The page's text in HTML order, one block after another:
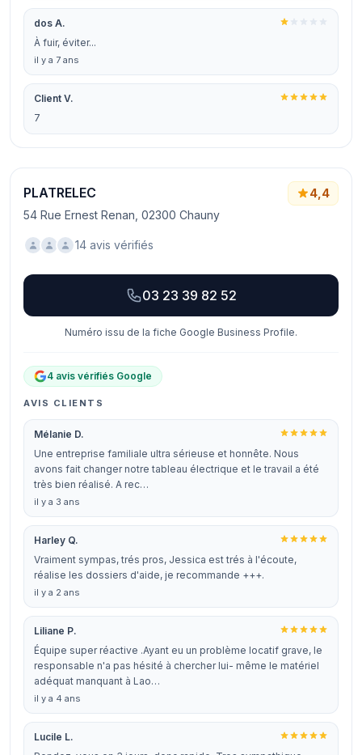
dos A.
À fuir, éviter...
il y a 7 ans
Client V.
7
PLATRELEC
54 Rue Ernest Renan, 02300 Chauny
4,4
14 avis vérifiés
03 23 39 82 52
Numéro issu de la fiche Google Business Profile.
4 avis vérifiés Google
AVIS CLIENTS
Mélanie D.
Une entreprise familiale ultra sérieuse et honnête. Nous
avons fait changer notre tableau électrique et le travail a été
très bien réalisé. A rec…
il y a 3 ans
Harley Q.
Vraiment sympas, trés pros, Jessica est trés à l'écoute,
réalise les dossiers d'aide, je recommande +++.
il y a 2 ans
Liliane P.
Équipe super réactive .Ayant eu un problème locatif grave, le
responsable n'a pas hésité à chercher lui- même le matériel
adéquat manquant à Lao…
il y a 4 ans
Lucile L.